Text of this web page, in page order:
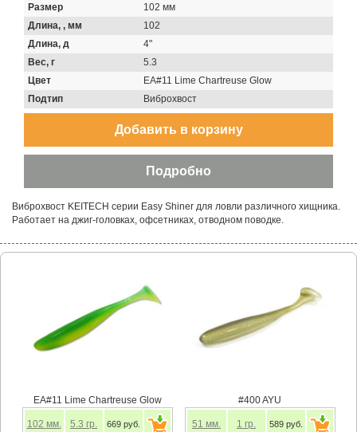
Размер
102 мм
Длина, , мм
102
Длина, д
4"
Вес, г
5.3
Цвет
EA#11 Lime Chartreuse Glow
Подтип
Виброхвост
Виброхвост KEITECH серии Easy Shiner для ловли различного хищника.
Работает на джиг-головках, офсетниках, отводном поводке.
EA#11 Lime Chartreuse Glow
102 мм. 5.3 гр. 669 руб.
#400 AYU
51 мм. 1 гр. 589 руб.